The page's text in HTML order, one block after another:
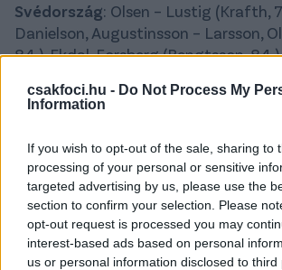
csakfoci.hu - Do Not Process My
Information
If you wish to opt-out of the sale, sharing to
processing of your personal or sensitive
targeted advertising by us, please use the
section to confirm your selection. Please
opt-out request is processed you may
interest-based ads based on personal
us or personal information disclosed to
Svédország: Olsen – Lustig (Krafth,
Danielson, Augustinsson – Larsson,
84.), Ekdal, Forsberg (Bengtsson,